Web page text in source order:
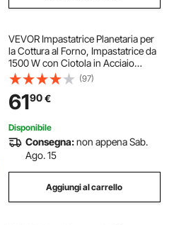
VEVOR Impastatrice Planetaria per
la Cottura al Forno, Impastatrice da
1500 W con Ciotola in Acciaio
Inossidabile 4,2 L, Gancio per
Impastare, Frusta, Inclinazione
Regolabile a 10 Velocità
(97)
6190€
Disponibile
Consegna:non appena Sab.
Ago. 15
Aggiungi al carrello